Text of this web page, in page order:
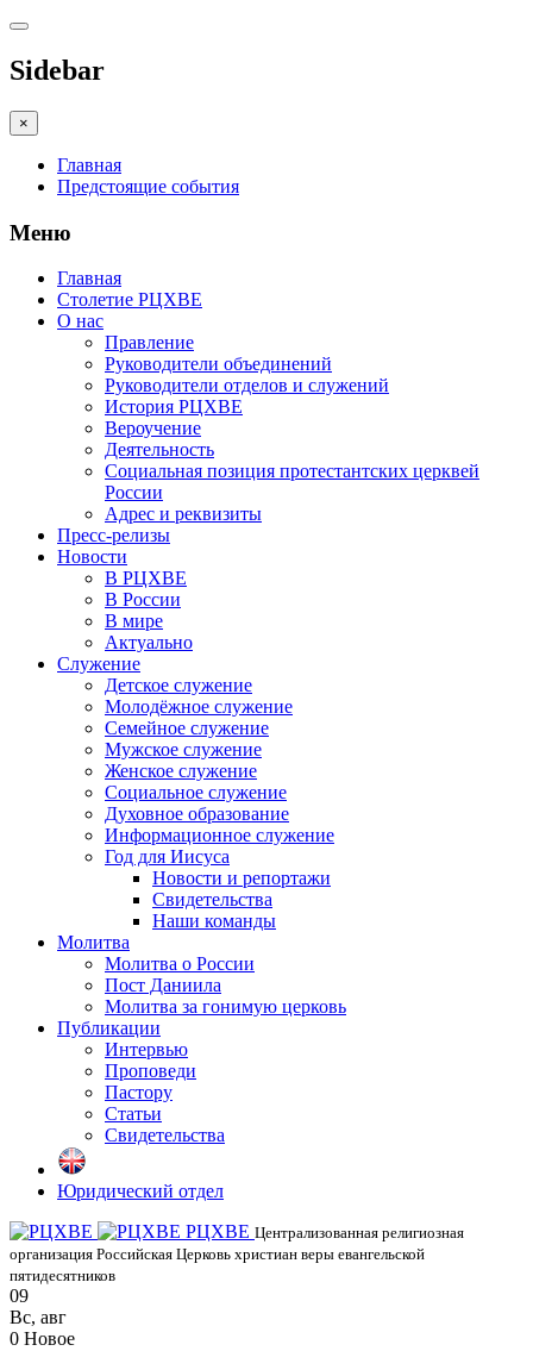
Sidebar
×
Главная
Предстоящие события
Меню
Главная
Столетие РЦХВЕ
О нас
Правление
Руководители объединений
Руководители отделов и служений
История РЦХВЕ
Вероучение
Деятельность
Социальная позиция протестантских церквей
России
Адрес и реквизиты
Пресс-релизы
Новости
В РЦХВЕ
В России
В мире
Актуально
Служение
Детское служение
Молодёжное служение
Семейное служение
Мужское служение
Женское служение
Социальное служение
Духовное образование
Информационное служение
Год для Иисуса
Новости и репортажи
Свидетельства
Наши команды
Молитва
Молитва о России
Пост Даниила
Молитва за гонимую церковь
Публикации
Интервью
Проповеди
Пастору
Статьи
Свидетельства
Юридический отдел
РЦХВЕ Централизованная религиозная
организация Российская Церковь христиан веры евангельской
пятидесятников
09
Вс, авг
0 Новое